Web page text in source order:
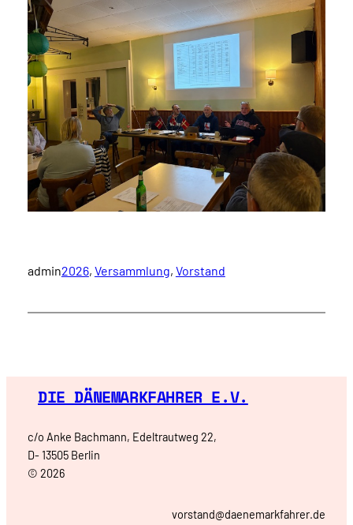
admin2026, Versammlung, Vorstand
DIE DÄNEMARKFAHRER E.V.
c/o Anke Bachmann, Edeltrautweg 22,
D- 13505 Berlin
© 2026
vorstand@daenemarkfahrer.de